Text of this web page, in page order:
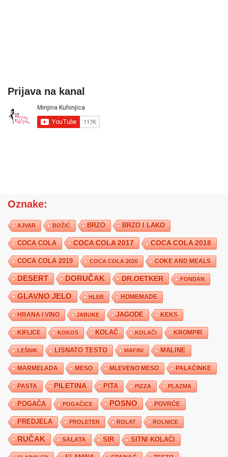
Prijava na kanal
Oznake:
AJVAR BOŽIĆ BRZO BRZO I LAKO
COCA COLA COCA COLA 2017 COCA COLA 2018
COCA COLA 2019 COCA COLA 2020 COKE AND MEALS
DESERT DORUČAK DR.OETKER FONDAN
GLAVNO JELO HLEB HOMEMADE
HRANA I VINO JABUKE JAGODE KEKS
KIFLICE KOKOS KOLAČ KOLAČI KROMPIR
LEŠNIK LISNATO TESTO MAFINI MALINE
MARMELADA MESO MLEVENO MESO PALAČINKE
PASTA PILETINA PITA PIZZA PLAZMA
POGAČA POGAČICE POSNO POVRĆE
PREDJELA PROLETER ROLAT ROLNICE
RUČAK SALATA SIR SITNI KOLAČI